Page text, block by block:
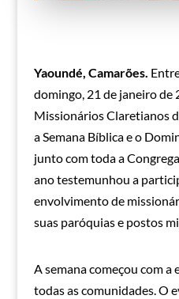
Yaoundé, Camarões.
domingo, 21 de janeiro de
Missionários Claretianos
a Semana Bíblica e o
junto com toda a
ano testemunhou a
envolvimento de
suas paróquias e postos
A semana começou com
todas as comunidades. O